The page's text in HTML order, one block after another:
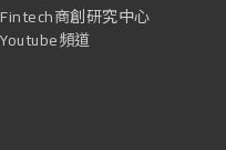
Fintech商創研究中心
Youtube頻道